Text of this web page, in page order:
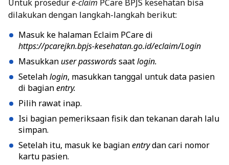
Untuk prosedure-claim PCare BPJS kesehatan bisa
dilakukan dengan langkah-langkah berikut:
Masuk ke halaman Eclaim PCare di
https://pcarejkn.bpjs-kesehatan.go.id/eclaim/Login
Masukkanuser passwordssaatlogin.
Setelahlogin, masukkan tanggal untuk data pasien
di bagianentry.
Pilih rawat inap.
Isi bagian pemeriksaan fisik dan tekanan darah lalu
simpan.
Setelah itu, masuk ke bagianentrydan cari nomor
kartu pasien.